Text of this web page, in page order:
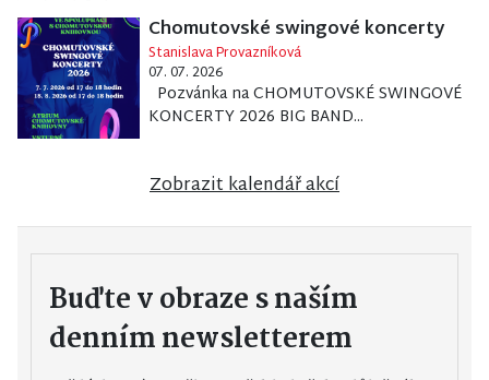
Chomutovské swingové koncerty
Stanislava Provazníková
07. 07. 2026
Pozvánka na CHOMUTOVSKÉ SWINGOVÉ
KONCERTY 2026 BIG BAND...
Zobrazit kalendář akcí
Buďte v obraze s naším
denním newsletterem